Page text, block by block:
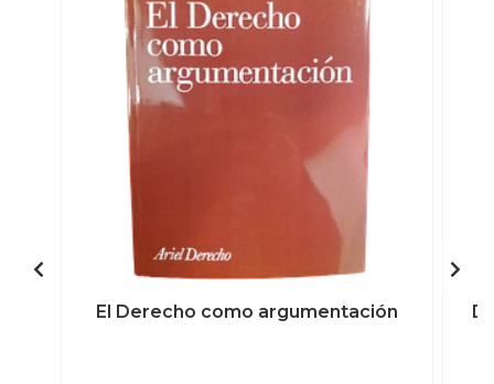
El Derecho como argumentación